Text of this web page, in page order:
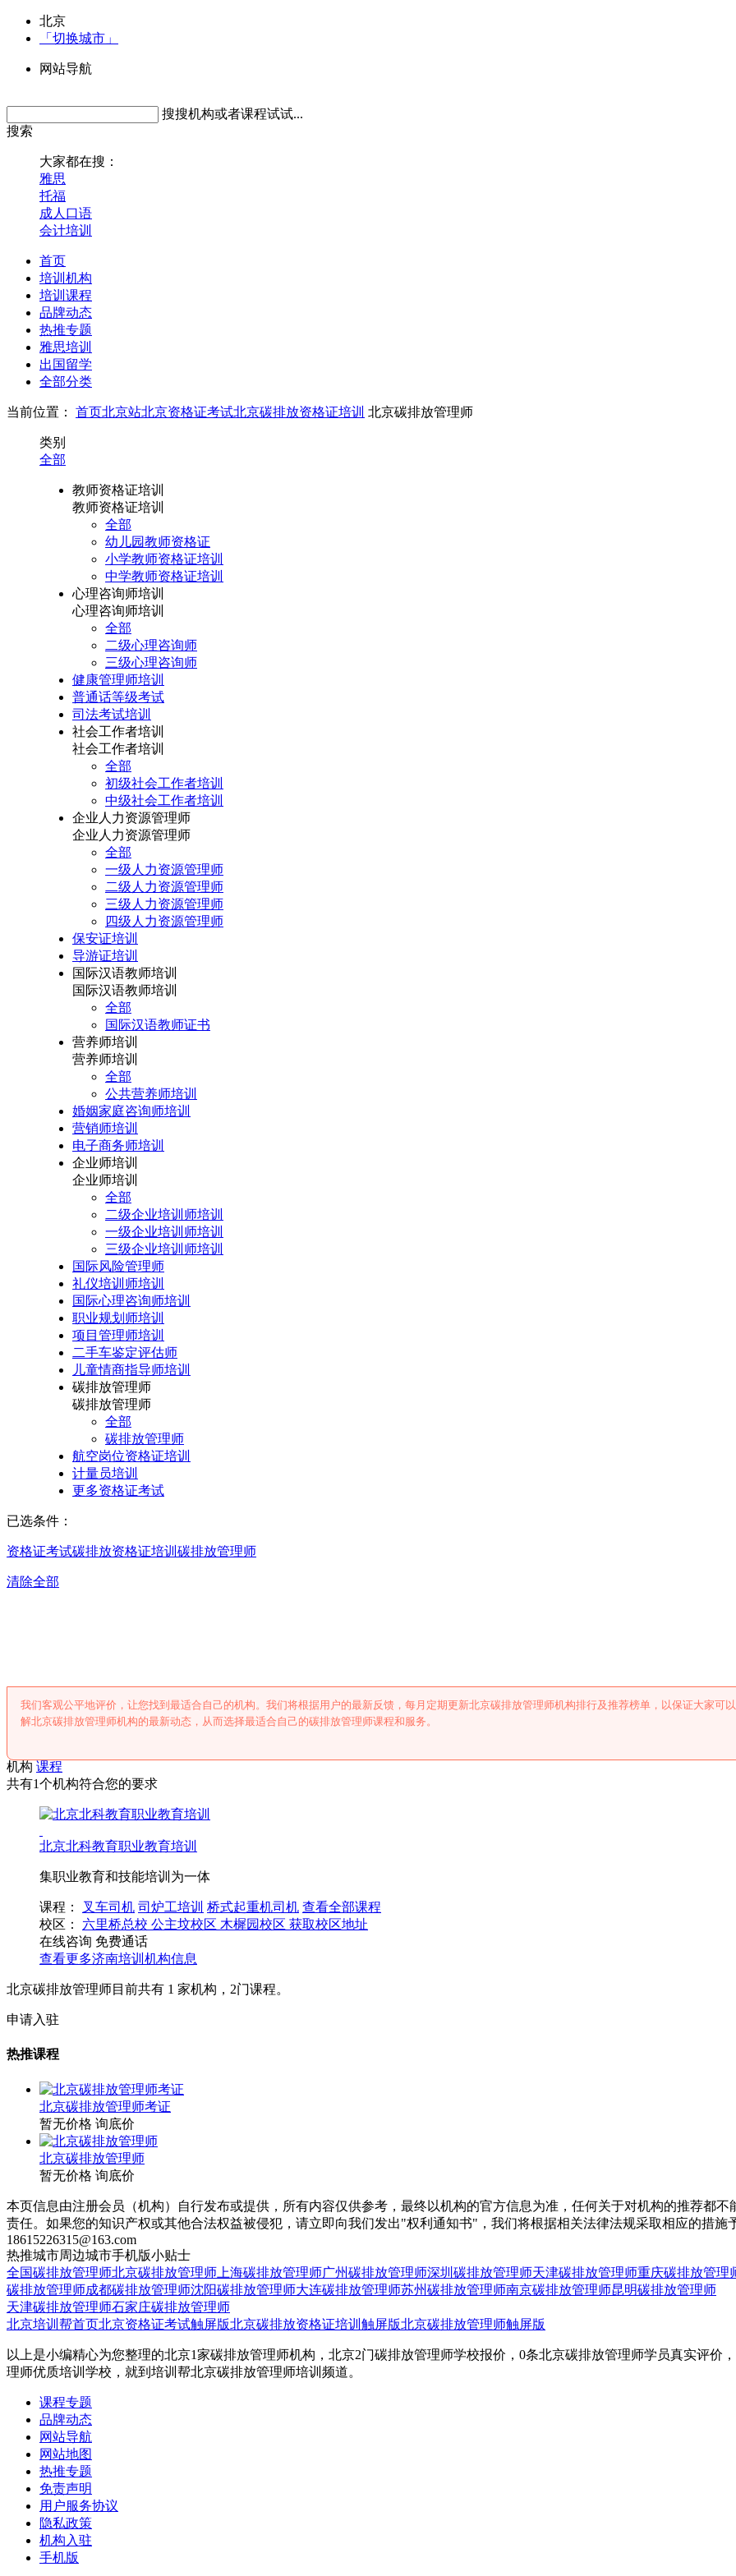
北京
「切换城市」
网站导航
搜搜机构或者课程试试...
搜索
大家都在搜：
雅思
托福
成人口语
会计培训
首页
培训机构
培训课程
品牌动态
热推专题
雅思培训
出国留学
全部分类
当前位置： 首页北京站北京资格证考试北京碳排放资格证培训 北京碳排放管理师
类别
全部
教师资格证培训
教师资格证培训
全部
幼儿园教师资格证
小学教师资格证培训
中学教师资格证培训
心理咨询师培训
心理咨询师培训
全部
二级心理咨询师
三级心理咨询师
健康管理师培训
普通话等级考试
司法考试培训
社会工作者培训
社会工作者培训
全部
初级社会工作者培训
中级社会工作者培训
企业人力资源管理师
企业人力资源管理师
全部
一级人力资源管理师
二级人力资源管理师
三级人力资源管理师
四级人力资源管理师
保安证培训
导游证培训
国际汉语教师培训
国际汉语教师培训
全部
国际汉语教师证书
营养师培训
营养师培训
全部
公共营养师培训
婚姻家庭咨询师培训
营销师培训
电子商务师培训
企业师培训
企业师培训
全部
二级企业培训师培训
一级企业培训师培训
三级企业培训师培训
国际风险管理师
礼仪培训师培训
国际心理咨询师培训
职业规划师培训
项目管理师培训
二手车鉴定评估师
儿童情商指导师培训
碳排放管理师
碳排放管理师
全部
碳排放管理师
航空岗位资格证培训
计量员培训
更多资格证考试
已选条件：
资格证考试碳排放资格证培训 碳排放管理师
清除全部
我们客观公平地评价，让您找到最适合自己的机构。我们将根据用户的最新反馈，每月定期更新北京碳排放管理师机构排行及推荐榜单，以保证大家可
解北京碳排放管理师机构的最新动态，从而选择最适合自己的碳排放管理师课程和服务。
机构 课程
共有1个机构符合您的要求
北京北科教育职业教育培训
集职业教育和技能培训为一体
课程： 叉车司机 司炉工培训 桥式起重机司机 查看全部课程
校区：
六里桥总校 公主坟校区 木樨园校区 获取校区地址
在线咨询 免费通话
查看更多济南培训机构信息
北京碳排放管理师目前共有 1 家机构， 2门课程。
申请入驻
热推课程
北京碳排放管理师考证
暂无价格 询底价
北京碳排放管理师
暂无价格 询底价
本页信息由注册会员（机构）自行发布或提供，所有内容仅供参考，最终以机构的官方信息为准，任何关于对机构的推荐都
责任。如果您的知识产权或其他合法权益被侵犯，请立即向我们发出"权利通知书"，我们将根据相关法律法规采取相应的措
18615226315@163.com
热推城市周边城市手机版小贴士
全国碳排放管理师北京碳排放管理师 上海碳排放管理师广州碳排放管理师深圳碳排放管理师天津碳排放管理师重庆碳排放管理
碳排放管理师成都碳排放管理师沈阳碳排放管理师大连碳排放管理师苏州碳排放管理师南京碳排放管理师昆明碳排放管理师
天津碳排放管理师石家庄碳排放管理师
北京培训帮首页北京资格证考试触屏版北京碳排放资格证培训触屏版北京碳排放管理师触屏版
以上是小编精心为您整理的北京1家碳排放管理师机构，北京2门碳排放管理师学校报价，0条北京碳排放管理师学员真实评价
理师优质培训学校，就到培训帮北京碳排放管理师培训频道。
课程专题
品牌动态
网站导航
网站地图
热推专题
免责声明
用户服务协议
隐私政策
机构入驻
手机版